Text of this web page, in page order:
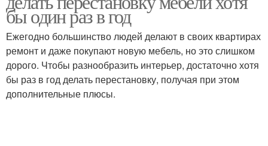
бы один раз в год
Ежегодно большинство людей делают в своих квартирах
ремонт и даже покупают новую мебель, но это слишком
дорого. Чтобы разнообразить интерьер, достаточно хотя
бы раз в год делать перестановку, получая при этом
дополнительные плюсы.